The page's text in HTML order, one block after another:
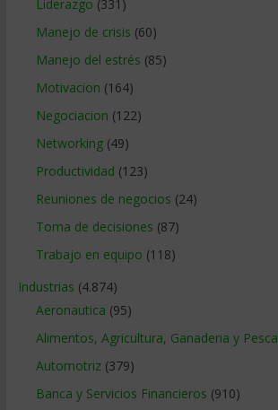
Liderazgo (331)
Manejo de crisis (60)
Manejo del estrés (85)
Motivacion (164)
Negociacion (122)
Networking(49)
Productividad (123)
Reuniones de negocios (24)
Toma de decisiones (87)
Trabajo en equipo (118)
Industrias (4.874)
Aeronautica (95)
Alimentos, Agricultura, Ganaderia y Pesca
Automotriz(379)
Banca y Servicios Financieros (910)